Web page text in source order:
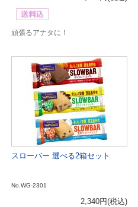
頑張るアナタに！
スローバー 選べる2箱セット
No.WG-2301
2,340円(税込)